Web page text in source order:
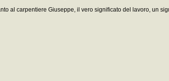
al carpentiere Giuseppe, il vero significato del lavoro, un